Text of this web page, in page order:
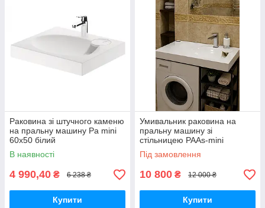
Раковина зі штучного каменю
на пральну машину Pa mini
60x50 білий
В наявності
4 990,40 ₴ 6 238 ₴
Купити
Умивальник раковина на
пральну машину зі
стільницею PAAs-mini
1000х500
Під замовлення
10 800 ₴ 12 000 ₴
Купити